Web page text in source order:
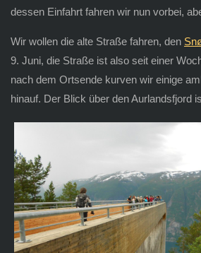
dessen Einfahrt fahren wir nun vorbei,
Wir wollen die alte Straße fahren, den
9. Juni, die Straße ist also seit einer
nach dem Ortsende kurven wir einige
hinauf. Der Blick über den Aurlandsfjord